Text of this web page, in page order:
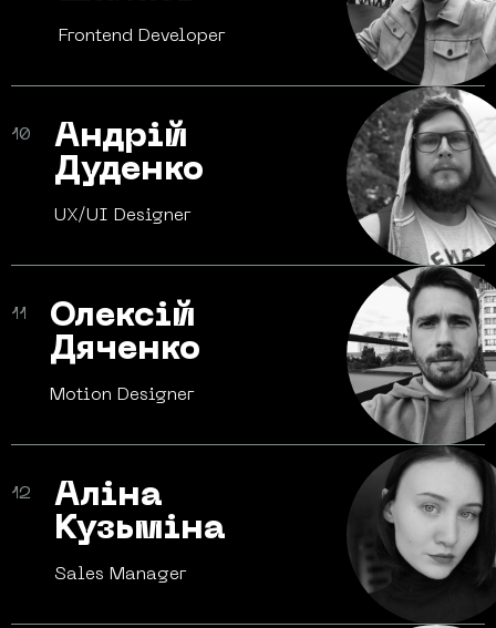
Frontend Developer
10
Андрій
Дуденко
UX/UI Designer
11
Олексій
Дяченко
Motion Designer
12
Аліна
Кузьміна
Sales Manager